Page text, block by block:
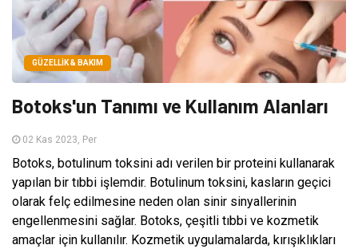
GÜZELLIK & BAKIM
Botoks'un Tanımı ve Kullanım Alanları
02 Kas 2023, Per
Botoks, botulinum toksini adı verilen bir proteini kullanarak
yapılan bir tıbbi işlemdir. Botulinum toksini, kasların geçici
olarak felç edilmesine neden olan sinir sinyallerinin
engellenmesini sağlar. Botoks, çeşitli tıbbi ve kozmetik
amaçlar için kullanılır. Kozmetik uygulamalarda, kırışıklıkları